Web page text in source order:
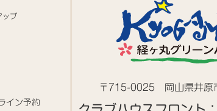
ップ
イン予約
〒715-0025 岡山県井原